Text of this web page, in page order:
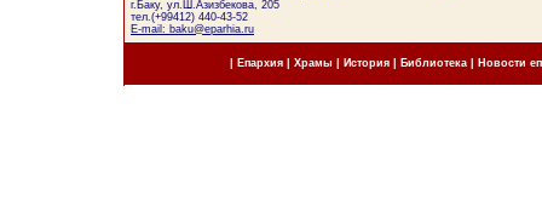
г.Баку, ул.Ш.Азизбекова, 205
тел.(+99412) 440-43-52
E-mail: baku@eparhia.ru
Епархия| Храмы История| Библиотека Новости